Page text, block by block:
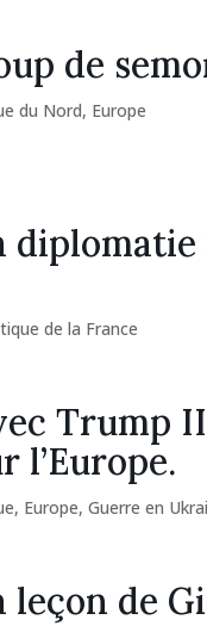
de
du Nord, Europe
de la France
Trump
l’Europe.
, Europe,Guerre en
leçon de